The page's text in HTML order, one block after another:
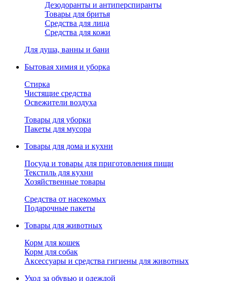
Дезодоранты и антиперспиранты
Товары для бритья
Средства для лица
Средства для кожи
Для душа, ванны и бани
Бытовая химия и уборка
Стирка
Чистящие средства
Освежители воздуха
Товары для уборки
Пакеты для мусора
Товары для дома и кухни
Посуда и товары для приготовления пищи
Текстиль для кухни
Хозяйственные товары
Средства от насекомых
Подарочные пакеты
Товары для животных
Корм для кошек
Корм для собак
Аксессуары и средства гигиены для животных
Уход за обувью и одеждой